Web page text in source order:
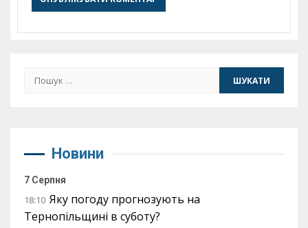
Пошук:
Новини
7 Серпня
18:10 Яку погоду прогнозують на
Тернопільщині в суботу?